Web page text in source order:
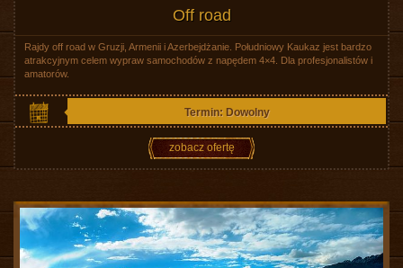
Off road
Rajdy off road w Gruzji, Armenii i Azerbejdżanie. Południowy Kaukaz jest bardzo
atrakcyjnym celem wypraw samochodów z napędem 4×4. Dla profesjonalistów i
amatorów.
Termin: Dowolny
zobacz ofertę